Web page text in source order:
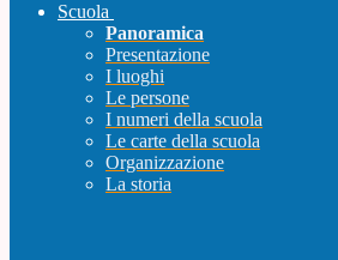
Scuola
Panoramica
Presentazione
I luoghi
Le persone
I numeri della scuola
Le carte della scuola
Organizzazione
La storia